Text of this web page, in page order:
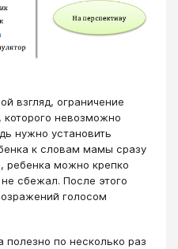
взгляд, ограничение
невозможно
нужно установить
к словам мамы сразу
ребенка можно крепко
сбежал. После этого
голосом
полезно по несколько раз